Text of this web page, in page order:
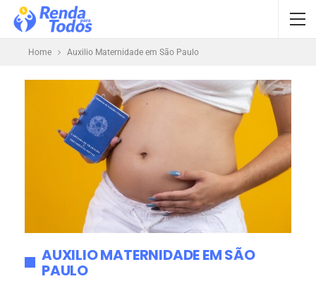
Home Auxilio Maternidade em São Paulo
AUXILIO MATERNIDADE EM SÃO
PAULO